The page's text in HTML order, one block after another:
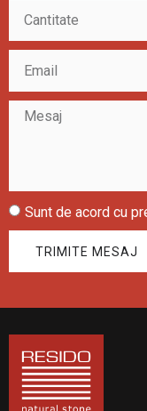
Sunt de acord cu
TRIMITE MESAJ